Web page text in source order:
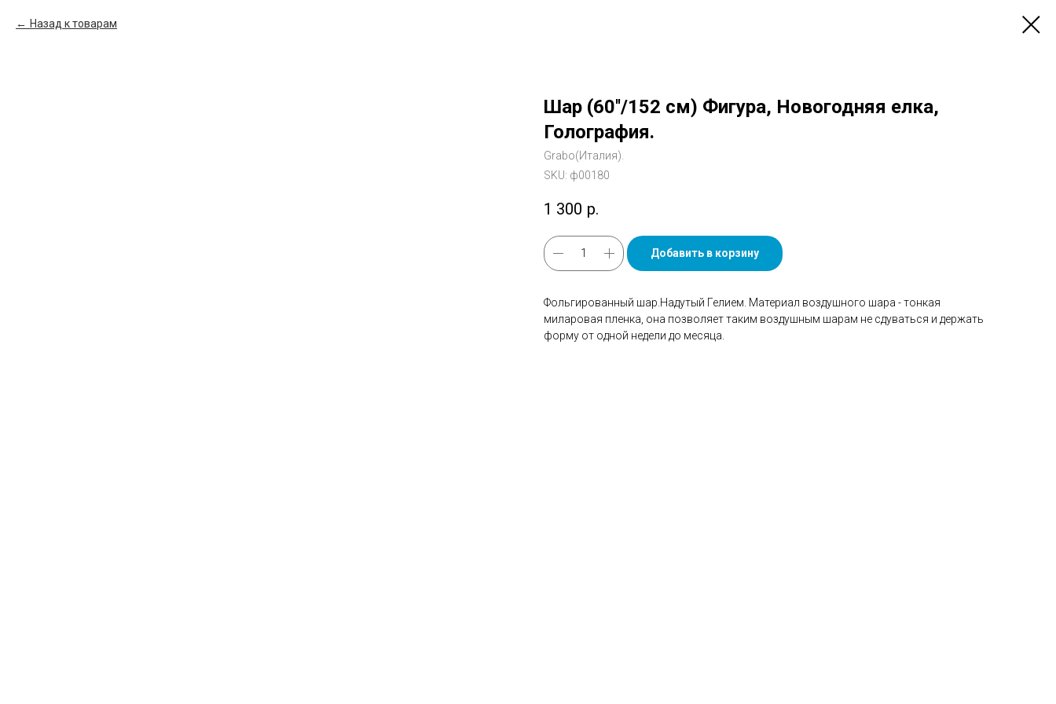
Назад к товарам
Шар (60''/152 см) Фигура, Новогодняя елка,
Голография.
Grabo(Италия).
SKU: ф00180
1 300 р.
Добавить в корзину
Фольгированный шар.Надутый Гелием. Материал воздушного шара - тонкая
миларовая пленка, она позволяет таким воздушным шарам не сдуваться и держать
форму от одной недели до месяца.